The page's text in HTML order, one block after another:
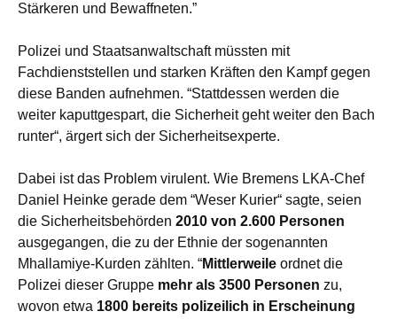
Stärkeren und Bewaffneten.”
Polizei und Staatsanwaltschaft müssten mit
Fachdienststellen und starken Kräften den Kampf gegen
diese Banden aufnehmen. “Stattdessen werden die
weiter kaputtgespart, die Sicherheit geht weiter den Bach
runter“, ärgert sich der Sicherheitsexperte.
Dabei ist das Problem virulent. Wie Bremens LKA-Chef
Daniel Heinke gerade dem “Weser Kurier“ sagte, seien
die Sicherheitsbehörden 2010 von 2.600 Personen
ausgegangen, die zu der Ethnie der sogenannten
Mhallamiye-Kurden zählten. “Mittlerweile ordnet die
Polizei dieser Gruppe mehr als 3500 Personen zu,
wovon etwa 1800 bereits polizeilich in Erscheinung